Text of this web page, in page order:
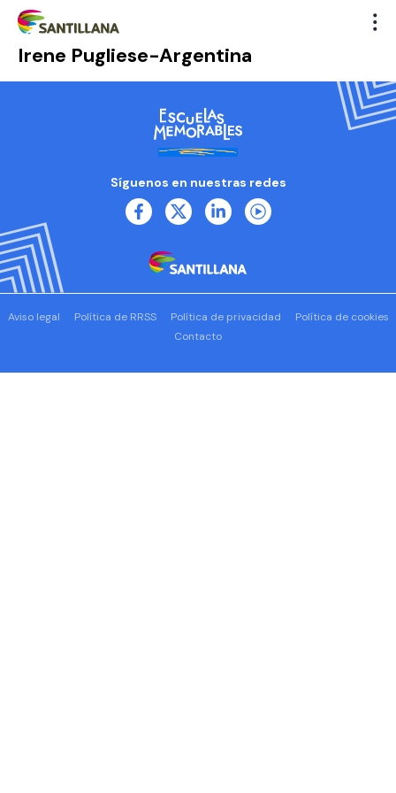
Irene Pugliese-Argentina
Síguenos en nuestras redes
Aviso legal Política de RRSS Política de privacidad
Política de cookies
Contacto